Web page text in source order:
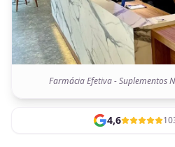
Farmácia Efetiva - Suplementos
4,6